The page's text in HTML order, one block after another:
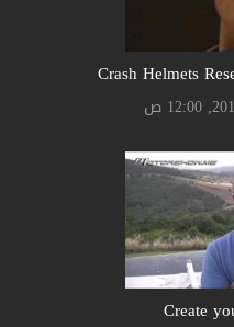
Crash Helmets
Create